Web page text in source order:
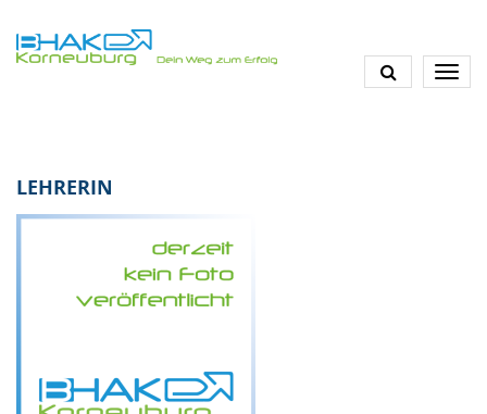
zum
Inhalt
LEHRERIN